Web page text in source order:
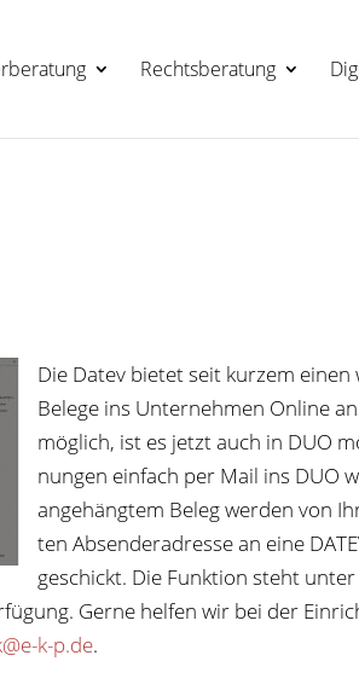
Rechts­be­ra­tung
Die Datev bie­tet seit kur­zem
Belege ins Unter­neh­men Online
mög­lich, ist es jetzt auch in DUO
nun­gen ein­fach per Mail ins DUO
ange­häng­tem Beleg wer­den von
ten Absen­der­adresse an eine
geschickt. Die Funk­tion steht
Gerne hel­fen wir bei der
k-p.de.